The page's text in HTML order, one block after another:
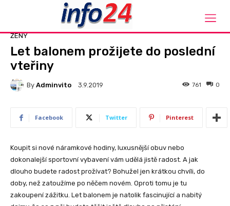
ŽENY
Let balonem prožijete do poslední
vteřiny
By Adminvito 3.9.2019 0
761
Facebook Twitter Pinterest
Koupit si nové náramkové hodiny, luxusnější obuv nebo
dokonalejší sportovní vybavení vám udělá jistě radost. A jak
dlouho budete radost prožívat? Bohužel jen krátkou chvíli, do
doby, než zatoužíme po něčem novém. Oproti tomu je tu
zakoupení zážitku. Let balonem je natolik fascinující a nabitý